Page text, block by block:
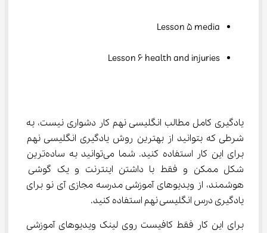
Lesson 5 media
Lesson 6 health and injuries
یادگیری کامل مطالب انگلیسی نهم کار دشواری نیست، به
شرطی که بتوانید از بهترین روش یادگیری انگلیسی نهم
برای این کار استفاده کنید. شما می‌توانید به ساده‌ترین
شکل ممکن و فقط با داشتن اینترنت و یک گوشی
هوشمند، از ویدیوهای آموزشی مدرسه مجازی آی نو برای
یادگیری درس انگلیسی نهم استفاده کنید.
برای این کار فقط کافیست روی لینک ویدیوهای آموزشی